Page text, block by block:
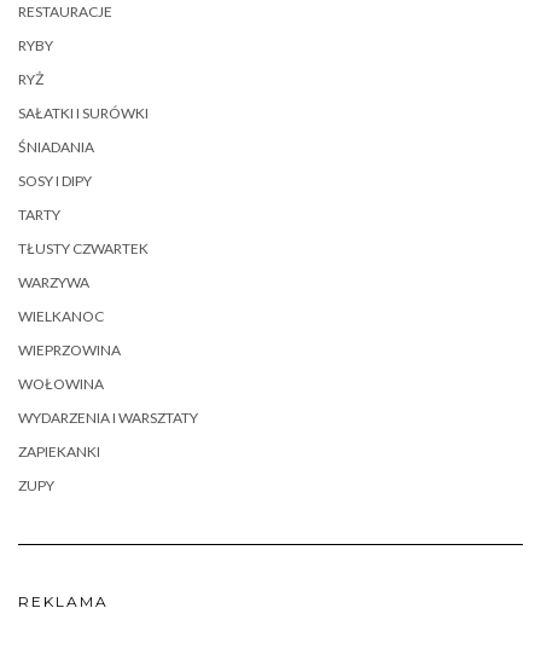
RESTAURACJE
RYBY
RYŻ
SAŁATKI I SURÓWKI
ŚNIADANIA
SOSY I DIPY
TARTY
TŁUSTY CZWARTEK
WARZYWA
WIELKANOC
WIEPRZOWINA
WOŁOWINA
WYDARZENIA I WARSZTATY
ZAPIEKANKI
ZUPY
REKLAMA